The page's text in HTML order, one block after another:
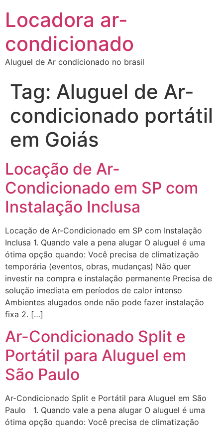
Locadora ar-
condicionado
Aluguel de Ar condicionado no brasil
Tag: Aluguel de Ar-
condicionado portátil
em Goiás
Locação de Ar-
Condicionado em SP com
Instalação Inclusa
Locação de Ar-Condicionado em SP com Instalação
Inclusa 1. Quando vale a pena alugar O aluguel é uma
ótima opção quando: Você precisa de climatização
temporária (eventos, obras, mudanças) Não quer
investir na compra e instalação permanente Precisa de
solução imediata em períodos de calor intenso
Ambientes alugados onde não pode fazer instalação
fixa 2. […]
Ar-Condicionado Split e
Portátil para Aluguel em
São Paulo
Ar-Condicionado Split e Portátil para Aluguel em São
Paulo 1. Quando vale a pena alugar O aluguel é uma
ótima opção quando: Você precisa de climatização